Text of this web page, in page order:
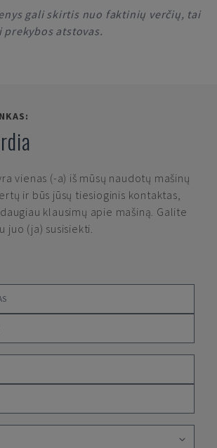
gali skirtis nuo faktinių verčių, tai
atstovas.
vienas (-a) iš mūsų naudotų mašinų
ir būs jūsų tiesioginis kontaktas,
klausimų apie mašiną. Galite
juo (ja) susisiekti.